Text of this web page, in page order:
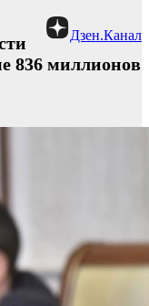
Дзен.Канал
836 миллионов